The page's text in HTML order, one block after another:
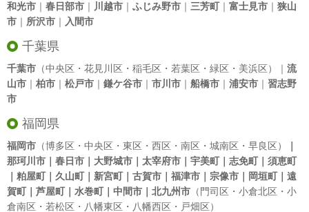
和光市 ｜ 春日部市 ｜ 川越市 ｜ ふじみ野市 ｜ 三芳町｜ 富士見市 ｜ 狭山
市 ｜ 所沢市 ｜ 入間市
千葉県
千葉市 （中央区・花見川区・稲毛区・若葉区・緑区・美浜区）｜ 流
山市 ｜ 柏市 ｜ 松戸市 ｜ 鎌ケ谷市 ｜ 市川市 ｜ 船橋市 ｜ 浦安市 ｜ 習志野
市
福岡県
福岡市 （博多区・中央区・東区・西区・南区・城南区・早良区）
那珂川市｜春日市｜大野城市｜太宰府市｜宇美町｜志免町｜須恵町
｜粕屋町｜久山町｜新宮町｜古賀市｜福津市｜宗像市｜岡垣町｜遠
賀町｜芦屋町｜水巻町｜中間市｜北九州市 （門司区・小倉北区・小
倉南区・若松区・八幡東区・八幡西区・戸畑区）